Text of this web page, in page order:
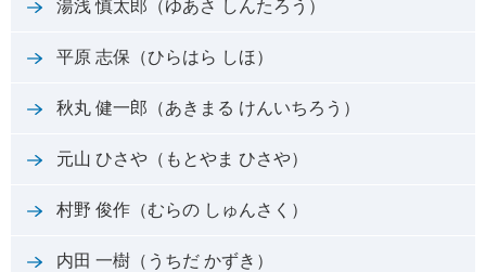
湯浅 慎太郎（ゆあさ しんたろう）
平原 志保（ひらはら しほ）
秋丸 健一郎（あきまる けんいちろう）
元山 ひさや（もとやま ひさや）
村野 俊作（むらの しゅんさく）
内田 一樹（うちだ かずき）